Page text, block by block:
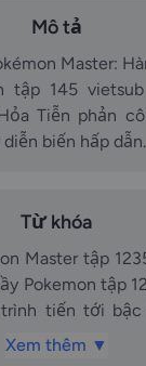
Mô tả
Master:
tập 145
Tiễn phản
biến hấp dẫn.
Từ khóa
Master tập
tập
tiến tới bậc
dan Strikes
Xem thêm ▼